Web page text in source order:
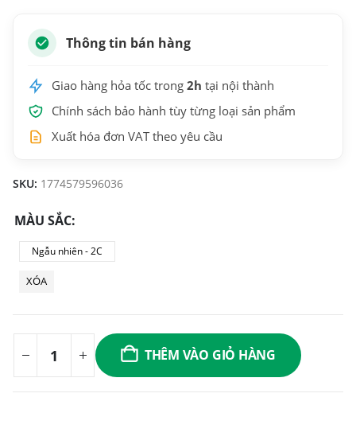
Thông tin bán hàng
Giao hàng hỏa tốc trong 2h tại nội thành
Chính sách bảo hành tùy từng loại sản phẩm
Xuất hóa đơn VAT theo yêu cầu
SKU: 1774579596036
MÀU SẮC
Ngẫu nhiên - 2C
XÓA
THÊM VÀO GIỎ HÀNG